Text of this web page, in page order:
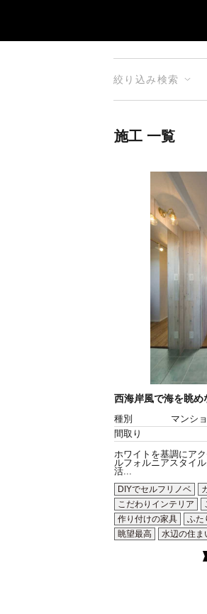
絞り込み検索
施工 一覧
西海岸風で海を眺
種別
マンシ
間取り
ホワイトを基調にア
ルフォルニアスタイ
活...
DIYでセルフリノベ
こだわりインテリア
作り付けの家具
ふた
眺望最高
水辺の住ま